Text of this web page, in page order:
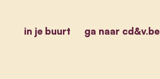
in je buurt ga naar cd&v.be